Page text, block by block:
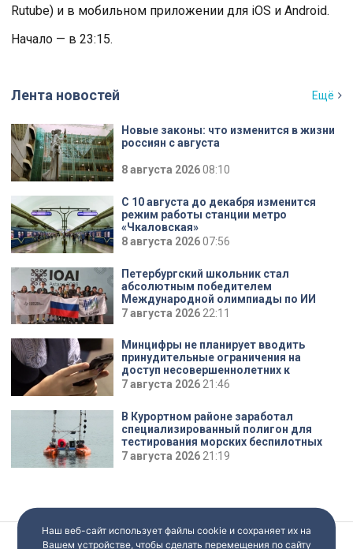
Rutube) и в мобильном приложении для iOS и Android.
Начало — в 23:15.
Лента новостей Ещё
Новые законы: что изменится в жизни
россиян с августа
8 августа 202608:10
С 10 августа до декабря изменится
режим работы станции метро
«Чкаловская»
8 августа 202607:56
Петербургский школьник стал
абсолютным победителем
Международной олимпиады по ИИ
7 августа 2026 22:11
Минцифры не планирует вводить
принудительные ограничения на
доступ несовершеннолетних к
соцсетям
7 августа 202621:46
В Курортном районе заработал
специализированный полигон для
тестирования морских беспилотных
систем
7 августа 2026 21:19
Наш веб-сайт использует файлы cookie и сохраняет их на
Вашем устройстве, чтобы сделать перемещения по сайту